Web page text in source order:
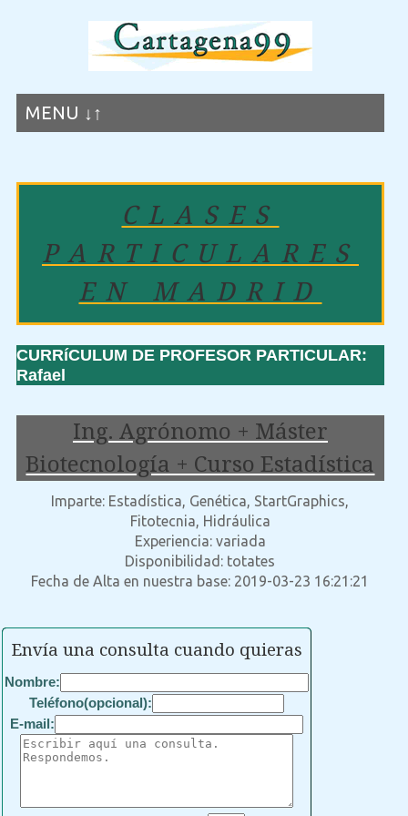
MENU ↓↑
CLASES
PARTICULARES
EN MADRID
CURRíCULUM DE PROFESOR PARTICULAR:
Rafael
Ing. Agrónomo + Máster
Biotecnología + Curso Estadística
Imparte: Estadística, Genética, StartGraphics,
Fitotecnia, Hidráulica
Experiencia: variada
Disponibilidad: totates
Fecha de Alta en nuestra base: 2019-03-23 16:21:21
Envía una consulta cuando quieras
Nombre:
Teléfono(opcional):
E-mail: